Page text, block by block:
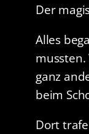
Der
Alles
ganz
beim
Dort